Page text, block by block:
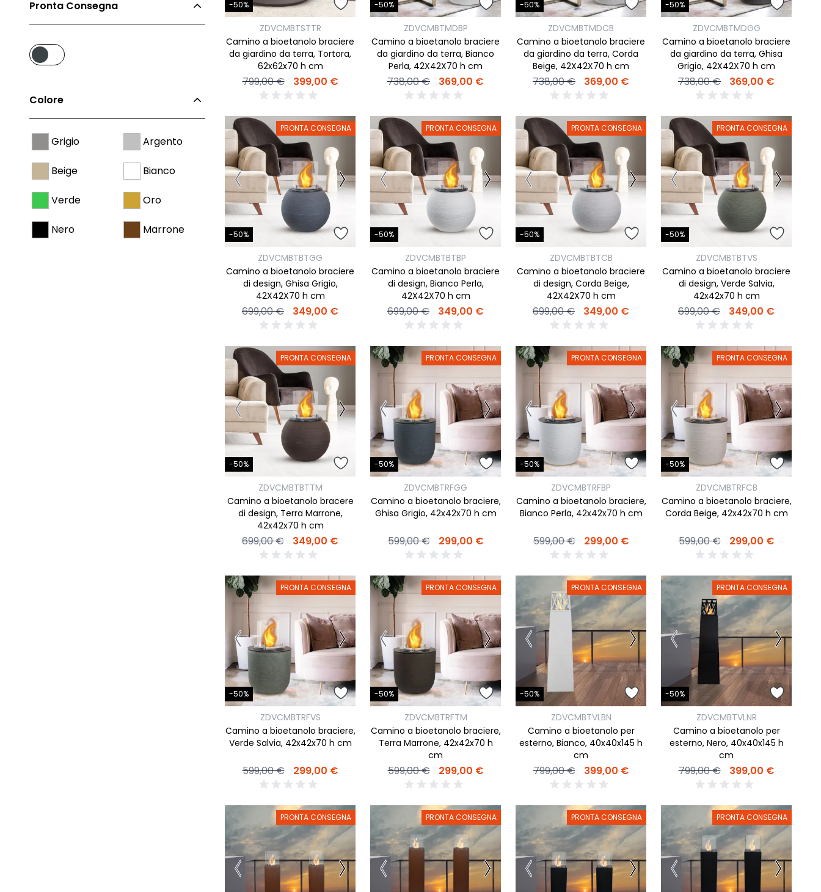
-50%
ZDVCMBTSTTR
Camino a bioetanolo braciere
da giardino da terra, Tortora,
62x62x70 h cm
799,00 € 399,00 €
-50%
ZDVCMBTMDBP
Camino a bioetanolo braciere
da giardino da terra, Bianco
Perla, 42X42X70 h cm
738,00 € 369,00 €
-50%
ZDVCMBTMDCB
Camino a bioetanolo braciere
da giardino da terra, Corda
Beige, 42X42X70 h cm
738,00 € 369,00 €
-50%
ZDVCMBTMDGG
Camino a bioetanolo braciere
da giardino da terra, Ghisa
Grigio, 42X42X70 h cm
738,00 € 369,00 €
PRONTA CONSEGNA
-50%
ZDVCMBTBTGG
Camino a bioetanolo braciere
di design, Ghisa Grigio,
42X42X70 h cm
699,00 € 349,00 €
PRONTA CONSEGNA
-50%
ZDVCMBTBTBP
Camino a bioetanolo braciere
di design, Bianco Perla,
42X42X70 h cm
699,00 € 349,00 €
PRONTA CONSEGNA
-50%
ZDVCMBTBTCB
Camino a bioetanolo braciere
di design, Corda Beige,
42X42X70 h cm
699,00 € 349,00 €
PRONTA CONSEGNA
-50%
ZDVCMBTBTVS
Camino a bioetanolo braciere
di design, Verde Salvia,
42x42x70 h cm
699,00 € 349,00 €
PRONTA CONSEGNA
-50%
ZDVCMBTBTTM
Camino a bioetanolo bracere
di design, Terra Marrone,
42x42x70 h cm
699,00 € 349,00 €
PRONTA CONSEGNA
-50%
ZDVCMBTRFGG
Camino a bioetanolo braciere,
Ghisa Grigio, 42x42x70 h cm
599,00 € 299,00 €
PRONTA CONSEGNA
-50%
ZDVCMBTRFBP
Camino a bioetanolo braciere,
Bianco Perla, 42x42x70 h cm
599,00 € 299,00 €
PRONTA CONSEGNA
-50%
ZDVCMBTRFCB
Camino a bioetanolo braciere,
Corda Beige, 42x42x70 h cm
599,00 € 299,00 €
PRONTA CONSEGNA
-50%
ZDVCMBTRFVS
Camino a bioetanolo braciere,
Verde Salvia, 42x42x70 h cm
599,00 € 299,00 €
PRONTA CONSEGNA
-50%
ZDVCMBTRFTM
Camino a bioetanolo braciere,
Terra Marrone, 42x42x70 h
cm
599,00 € 299,00 €
PRONTA CONSEGNA
-50%
ZDVCMBTVLBN
Camino a bioetanolo per
esterno, Bianco, 40x40x145 h
cm
799,00 € 399,00 €
PRONTA CONSEGNA
-50%
ZDVCMBTVLNR
Camino a bioetanolo per
esterno, Nero, 40x40x145 h
cm
799,00 € 399,00 €
PRONTA CONSEGNA PRONTA CONSEGNA PRONTA CONSEGNA PRONTA CONSEGNA
Pronta Consegna
Colore
Grigio Argento
Beige Bianco
Verde Oro
Nero Marrone